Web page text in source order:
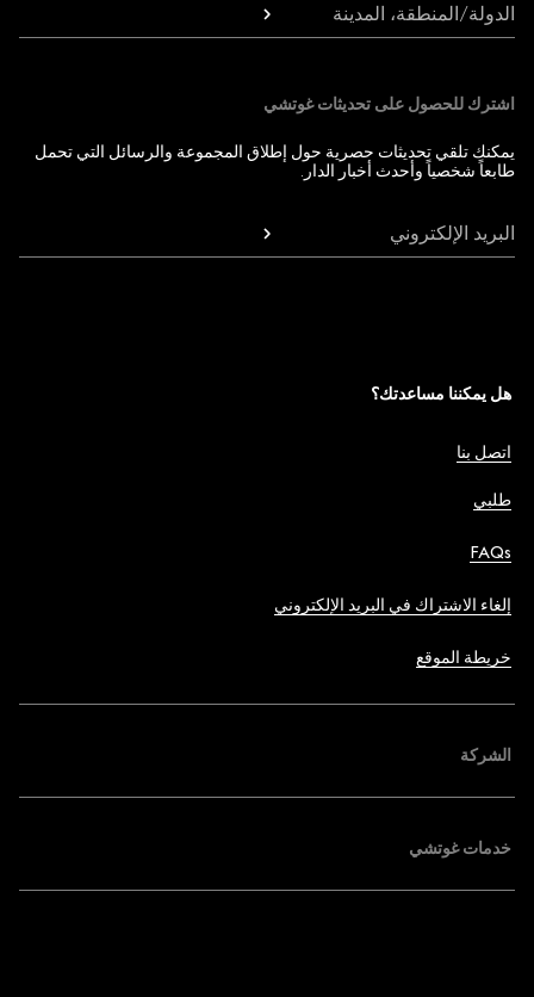
الدولة/المنطقة، المدينة
اشترك للحصول على تحديثات غوتشي
يمكنك تلقي تحديثات حصرية حول إطلاق المجموعة والرسائل التي تحمل
طابعاً شخصياً وأحدث أخبار الدار.
البريد الإلكتروني
هل يمكننا مساعدتك؟
اتصل بنا
طلبي
FAQs
إلغاء الاشتراك في البريد الإلكتروني
خريطة الموقع
الشركة
خدمات غوتشي